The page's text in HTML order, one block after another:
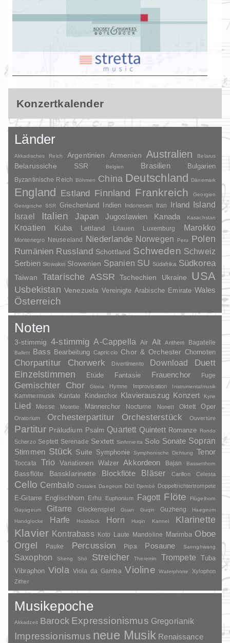
Konzertkalender
Länder
Akkadisches Reich Argentinien Armenien Australien Belarus
Belarussiche SSR Belgien Brasilien Bulgarien
Byzantinische Reich Böhmen China Deutschland Dänemark
England Estland Finnland Frankreich
Georgien
Georgische SSR
Griechenland Indien Indonesien Iran Irland
Island
Israel
Italien Japan Jugoslawien Kanada Kasachstan
Kroatien Kuba Lettland Litauen Luxemburg Marokko
Montenegro Neuseeland Niederlande Norwegen Peru
Polen
Rumänien Russland Schottland Schweden Schweiz
Serbien Slowakei Slowenien Spanien SU Südafrika Südkorea
Taiwan Tatarische ASSR Tschechien Ukraine USA
Usbekistan Venezuela Vereinigte Arabische Emirate Wales
Österreich
Noten
3-stimmig 4-stimmig A-Cappella Air Alt Anthem Bagatelle
Ballett Bass Bearbeitung Capriccio Chor & Orchester Chornoten
Chorpartitur Chorwerk Divertimento Download
Duett
Einzelstimmen
Etüde Fantasie Frauenchor Fuge
Gemischter Chor Gloria Hymne Improvisation Instrumentalmusik
Kammermusik Kantate Kinderchor Klavierauszug Konzert Kyrie
Lied Messe Motette Männerchor Nocturne Nonett Oktett Oper
Oratorium Orchesterpartitur Orchesterstück Ouvertüre
Partitur Präludium Psalm Quartett Quintett Romanze Rondo
Scherzo Septett Serenade Sextett Sinfonietta Solo Sonate Sopran
Stimmen Stück Suite Symphonie Symphonische Dichtung Tenor
Toccata Trio Variationen Walzer Akkordeon Bajan Bassetthorn
Bassflöte Bassklarinette Blockflöte Bläser Carillon Celesta
Cello Cembalo Crotales Daegeum Dizi Djembé Doppeltrichtertrompete
E-Gitarre Englischhorn Erhu Euphonium Fagott Flöte
Flügelhorn
Gayageum
Gitarre Glockenspiel Guan Guqin Guzheng
Haegeum
Handglocke
Harfe Holzblock Horn Huqin Kannel Klarinette
Klavier Kontrabass Koto Laute Mandoline Marimba Oboe
Orgel Pauke Percussion Pipa Posaune Saenghwang
Saxophon Sheng Shō Streicher Theremin Trompete
Tuba
Vibraphon Viola Viola da Gamba Violine Waterphone
Xylophon
Zither
Musikepoche
Akkadzeit Barock Expressionismus Gregorianik
Impressionismus neue Musik Renaissance